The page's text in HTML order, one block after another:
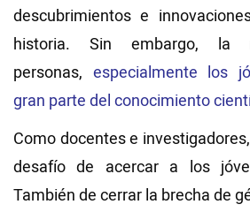
descubrimientos e
historia. Sin embargo, la
personas, especialmente los
gran parte del conocimiento
Como docentes e
desafío de acercar a los
También de cerrar la brecha de